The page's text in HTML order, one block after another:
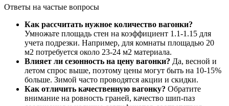
Ответы на частые вопросы
Как рассчитать нужное количество вагонки?
Умножьте площадь стен на коэффициент 1.1-1.15 для
учета подрезки. Например, для комнаты площадью 20
м2 потребуется около 23-24 м2 материала.
Влияет ли сезонность на цену вагонки? Да, весной и
летом спрос выше, поэтому цены могут быть на 10-15%
больше. Зимой часто проводятся акции и скидки.
Как отличить качественную вагонку? Обратите
внимание на ровность граней, качество шип-паз